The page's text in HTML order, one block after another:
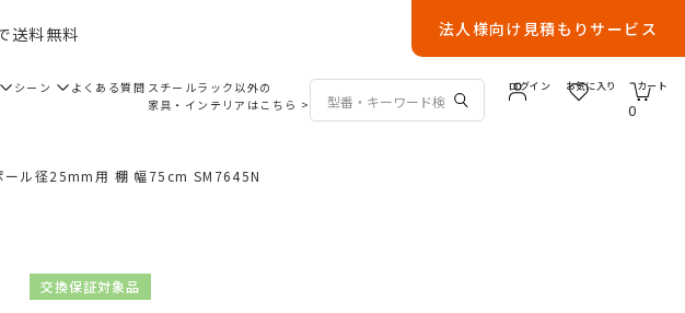
送料無料 法人様向け見積もりサービス
シーン よくある質問 スチールラック以外の
家具・インテリアはこちら >
ログイン お気に入り
0
カート
ル径25mm用 棚 幅75cm SM7645N
交換保証対象品